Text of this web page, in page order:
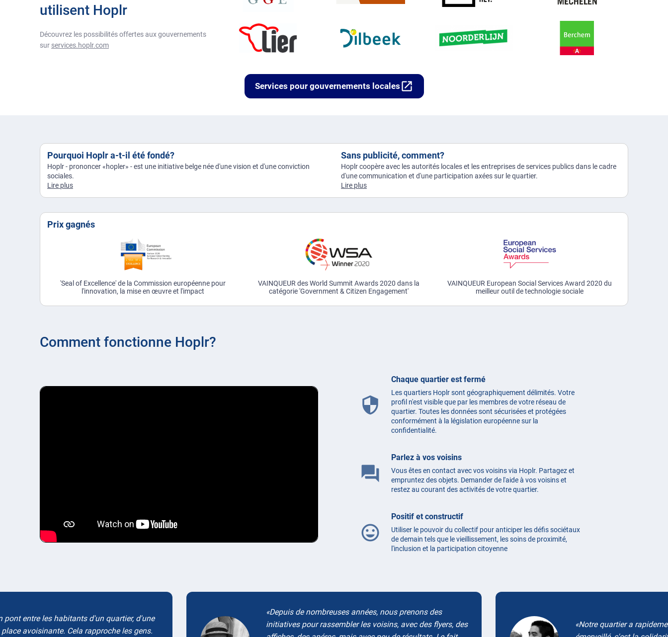
utilisent Hoplr
Découvrez les possibilités offertes aux gouvernements
sur services.hoplr.com
Services pour gouvernements locales open_in_new
Pourquoi Hoplr a-t-il été fondé?
Hoplr - prononcer «hopler» - est une initiative belge née d'une vision et d'une conviction
sociales.
Lire plus
Sans publicité, comment?
Hoplr coopère avec les autorités locales et les entreprises de services publics dans le cadre
d'une communication et d'une participation axées sur le quartier.
Lire plus
Prix gagnés
'Seal of Excellence' de la Commission européenne pour
l'innovation, la mise en œuvre et l'impact
VAINQUEUR des World Summit Awards 2020 dans la
catégorie 'Government & Citizen Engagement'
VAINQUEUR European Social Services Award 2020 du
meilleur outil de technologie sociale
Comment fonctionne Hoplr?
security
Chaque quartier est fermé
Les quartiers Hoplr sont géographiquement délimités. Votre
profil n'est visible que par les membres de votre réseau de
quartier. Toutes les données sont sécurisées et protégées
conformément à la législation européenne sur la
confidentialité.
question_answer
Parlez à vos voisins
Vous êtes en contact avec vos voisins via Hoplr. Partagez et
empruntez des objets. Demander de l'aide à vos voisins et
restez au courant des activités de votre quartier.
mood
Positif et constructif
Utiliser le pouvoir du collectif pour anticiper les défis sociétaux
de demain tels que le vieillissement, les soins de proximité,
l'inclusion et la participation citoyenne
pont entre les habitants d'un quartier, d'une
avoisinante. Cela rapproche les gens.
Depuis de nombreuses années, nous prenons des
initiatives pour rassembler les voisins, avec des flyers, des
Notre quartier a